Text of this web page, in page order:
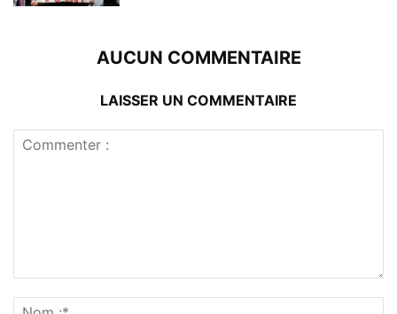
AUCUN COMMENTAIRE
LAISSER UN COMMENTAIRE